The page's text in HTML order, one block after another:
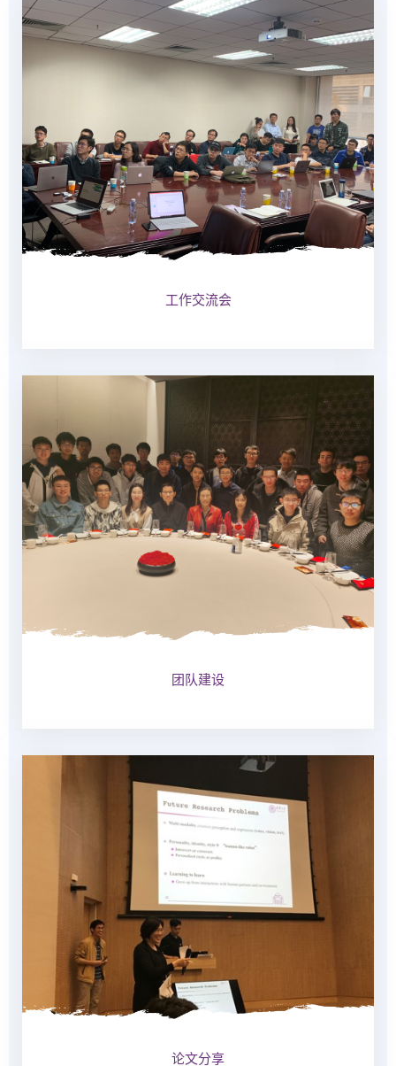
工作交流会
团队建设
论文分享